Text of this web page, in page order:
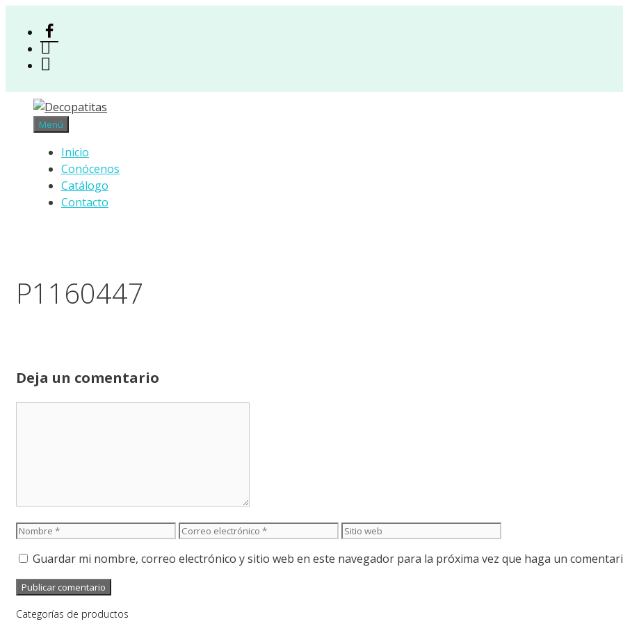
contenido
Menú
Inicio
Conócenos
Catálogo
Contacto
P1160447
Deja un comentario
Nombre
Correo
Sitio
Guardar mi nombre, correo electrónico y sitio web en este navegador para la próxima vez que haga un
Categorías de productos